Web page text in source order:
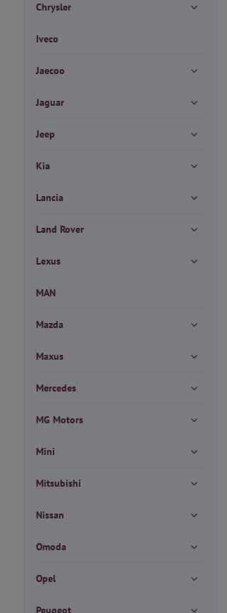
Chrysler
Iveco
Jaecoo
Jaguar
Jeep
Kia
Lancia
Land Rover
Lexus
MAN
Mazda
Maxus
Mercedes
MG Motors
Mini
Mitsubishi
Nissan
Omoda
Opel
Peugeot